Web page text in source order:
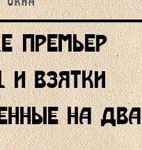
ОКНА
Премьер
и взятки
на два